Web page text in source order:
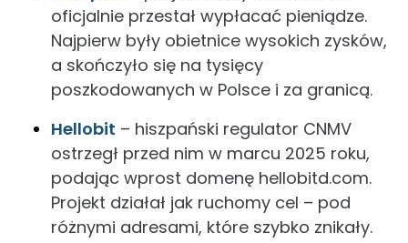
oficjalnie przestał wypłacać pieniądze.
Najpierw były obietnice wysokich zysków,
a skończyło się na tysięcy
poszkodowanych w Polsce i za granicą.
Hellobit – hiszpański regulator CNMV
ostrzegł przed nim w marcu 2025 roku,
podając wprost domenę hellobitd.com.
Projekt działał jak ruchomy cel – pod
różnymi adresami, które szybko znikały.